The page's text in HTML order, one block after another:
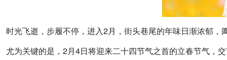
时光飞逝，步履不停，进入2月，街头巷尾的年味日渐浓郁，
尤为关键的是，2月4日将迎来二十四节气之首的立春节气，